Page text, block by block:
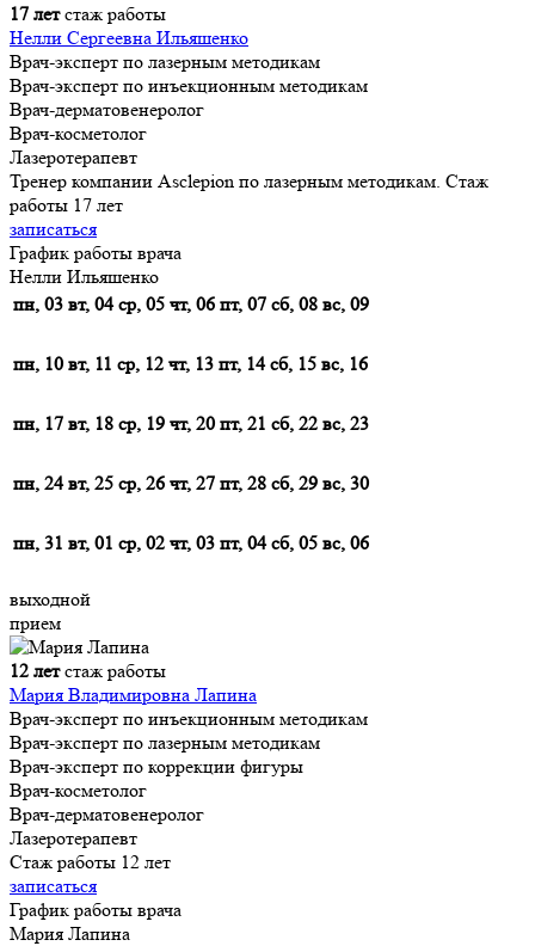
17 летстаж работы
Нелли Сергеевна Ильяшенко
Врач-эксперт по лазерным методикам
Врач-эксперт по инъекционным методикам
Врач-дерматовенеролог
Врач-косметолог
Лазеротерапевт
Тренер компании Asclepion по лазерным методикам. Стаж
работы 17 лет
записаться
График работы врача
Нелли Ильяшенко
пн, 03 вт, 04 ср, 05 чт, 06 пт, 07 сб, 08 вс, 09
пн, 10 вт, 11 ср, 12 чт, 13 пт, 14 сб, 15 вс, 16
пн, 17 вт, 18 ср, 19 чт, 20 пт, 21 сб, 22 вс, 23
пн, 24 вт, 25 ср, 26 чт, 27 пт, 28 сб, 29 вс, 30
пн, 31 вт, 01 ср, 02 чт, 03 пт, 04 сб, 05 вс, 06
выходной
прием
12 летстаж работы
Мария Владимировна Лапина
Врач-эксперт по инъекционным методикам
Врач-эксперт по лазерным методикам
Врач-эксперт по коррекции фигуры
Врач-косметолог
Врач-дерматовенеролог
Лазеротерапевт
Стаж работы 12 лет
записаться
График работы врача
Мария Лапина